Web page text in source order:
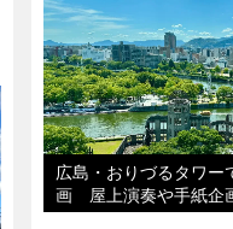
広島・おりづるタワー
画 屋上演奏や手紙企